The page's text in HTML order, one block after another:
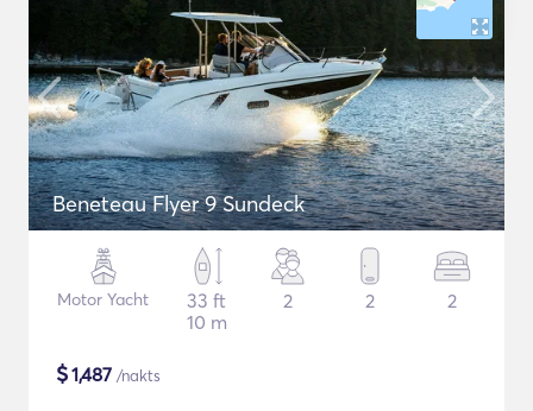
Beneteau Flyer 9 Sundeck
Motor Yacht
33 ft
10 m
2 2 2
$1,487 /nakts